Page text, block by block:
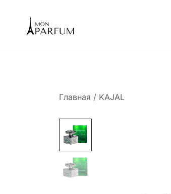
содержимому
Главная / KAJAL